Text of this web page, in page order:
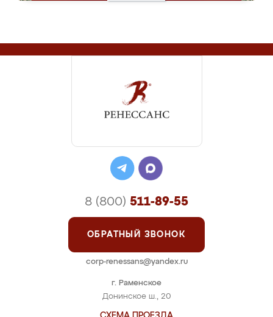
г. Раменское
Донинское ш., 20
8 (800) 511-89-55
ОБРАТНЫЙ ЗВОНОК
corp-renessans@yandex.ru